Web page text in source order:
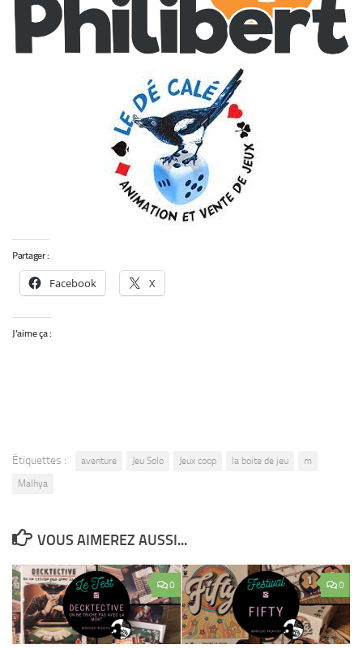
Partager :
Facebook X
J’aime ça :
Étiquettes : aventure Jeu Solo Jeux coop la boite de jeu
m
Malhya
VOUS AIMEREZ AUSSI...
0 0